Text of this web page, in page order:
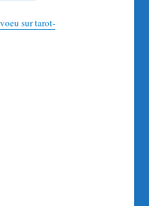
sur tarot-